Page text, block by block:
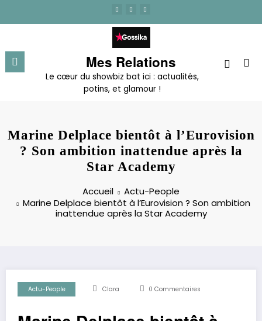
contenu
Mes Relations
Le cœur du showbiz bat ici : actualités,
potins, et glamour !
Marine Delplace bientôt à l’Eurovision
? Son ambition inattendue après la
Star Academy
Accueil
Actu-People
Marine Delplace bientôt à l’Eurovision ? Son ambition
inattendue après la Star Academy
Actu-People Clara 0 Commentaires